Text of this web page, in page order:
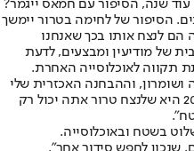
שנה, הסיפור עם חמאס ייגמר?
הסיפור של לחימה בטרור יימשך
הם לנצח אותו בכך שאנחנו
של מודיעין ומבצעים, לדעת
תקווה לאוכלוסייה האחרת.
ושומרון, וההבחנה האכזרית שלי
מהניסיון שלי כמפקד יו"ש ב־2005-2003 היא שלנצח טרור אתה יכול רק
בשטח ובאוכלוסייה.